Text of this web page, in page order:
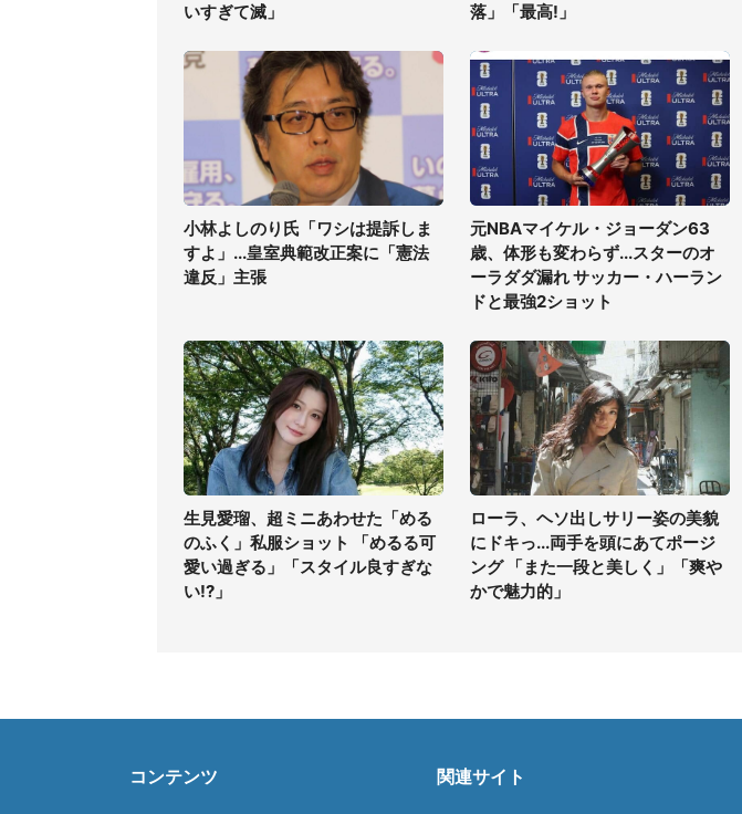
いすぎて滅」
落」「最高!」
小林よしのり氏「ワシは提訴しま
すよ」...皇室典範改正案に「憲法
違反」主張
元NBAマイケル・ジョーダン63
歳、体形も変わらず...スターのオ
ーラダダ漏れ サッカー・ハーラン
ドと最強2ショット
生見愛瑠、超ミニあわせた「める
のふく」私服ショット 「めるる可
愛い過ぎる」「スタイル良すぎな
い!?」
ローラ、ヘソ出しサリー姿の美貌
にドキっ...両手を頭にあてポージ
ング 「また一段と美しく」「爽や
かで魅力的」
コンテンツ 関連サイト